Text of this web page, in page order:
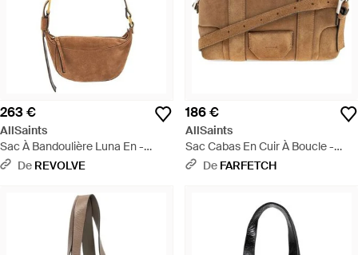
263 €
AllSaints
Sac À Bandoulière Luna En -
Blanc
De REVOLVE
186 €
AllSaints
Sac Cabas En Cuir À Boucle -
Marron
De FARFETCH